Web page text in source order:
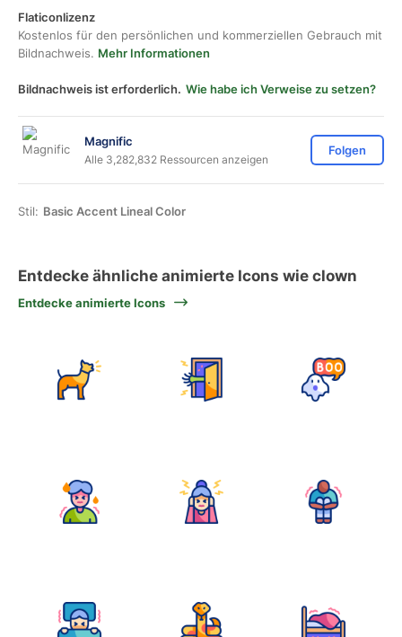
Flaticonlizenz
Kostenlos für den persönlichen und kommerziellen Gebrauch mit
Bildnachweis. Mehr Informationen
Bildnachweis ist erforderlich. Wie habe ich Verweise zu setzen?
Magnific
Alle 3,282,832 Ressourcen anzeigen
Folgen
Stil: Basic Accent Lineal Color
Entdecke ähnliche animierte Icons wie clown
Entdecke animierte Icons